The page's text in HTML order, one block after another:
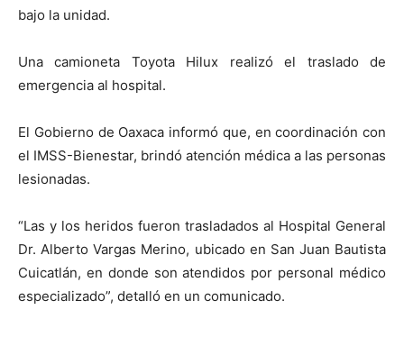
bajo la unidad.
Una camioneta Toyota Hilux realizó el traslado de
emergencia al hospital.
El Gobierno de Oaxaca informó que, en coordinación con
el IMSS-Bienestar, brindó atención médica a las personas
lesionadas.
“Las y los heridos fueron trasladados al Hospital General
Dr. Alberto Vargas Merino, ubicado en San Juan Bautista
Cuicatlán, en donde son atendidos por personal médico
especializado”, detalló en un comunicado.